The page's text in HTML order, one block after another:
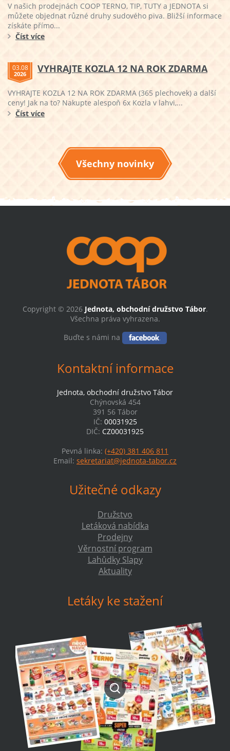
V našich prodejnách COOP TERNO, TIP, TUTY a JEDNOTA si
můžete objednat různé druhy sudového piva. Bližší informace
získáte přímo...
Číst více
03.08
2026 VYHRAJTE KOZLA 12 NA ROK ZDARMA
VYHRAJTE KOZLA 12 NA ROK ZDARMA (365 plechovek) a další
ceny! Jak na to? Nakupte alespoň 6x Kozla v lahvi,...
Číst více
Všechny novinky
Copyright © 2026 Jednota, obchodní družstvo Tábor.
Všechna práva vyhrazena.
Buďte s námi na
Kontaktní informace
Jednota, obchodní družstvo Tábor
Chýnovská 454
391 56 Tábor
IČ: 00031925
DIČ: CZ00031925
Pevná linka: (+420) 381 406 811
Email: sekretariat@jednota-tabor.cz
Užitečné odkazy
Družstvo
Letáková nabídka
Prodejny
Věrnostní program
Lahůdky Slapy
Aktuality
Letáky ke stažení